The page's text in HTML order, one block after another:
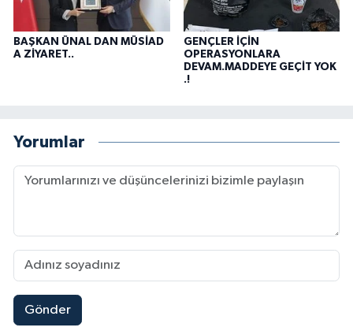
BAŞKAN ÜNAL DAN MÜSİAD
A ZİYARET..
GENÇLER İÇİN
OPERASYONLARA
DEVAM.MADDEYE GEÇİT YOK
.!
Yorumlar
Gönder